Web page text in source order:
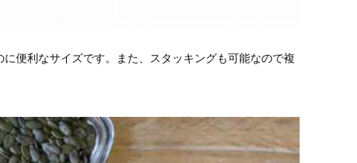
便利なサイズです。また、スタッキングも可能なので複